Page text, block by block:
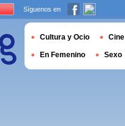
Síguenos en
Cultura y Ocio Cine
En Femenino Sexo